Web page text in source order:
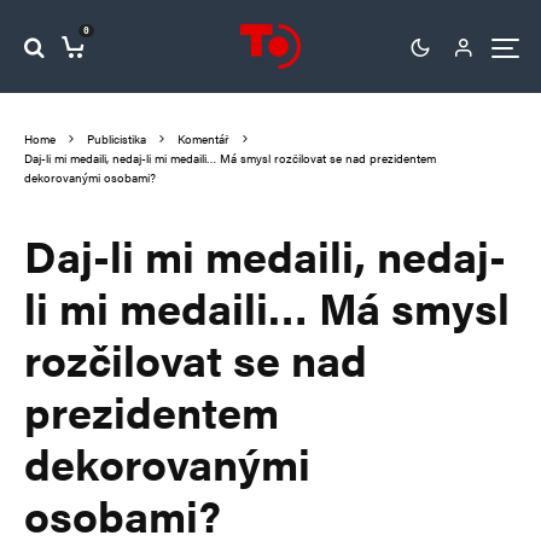
0
Home Publicistika
Komentář
Daj-li mi medaili, nedaj-li mi medaili… Má smysl rozčilovat se nad prezidentem
dekorovanými osobami?
Daj-li mi medaili, nedaj-
li mi medaili… Má smysl
rozčilovat se nad
prezidentem
dekorovanými
osobami?